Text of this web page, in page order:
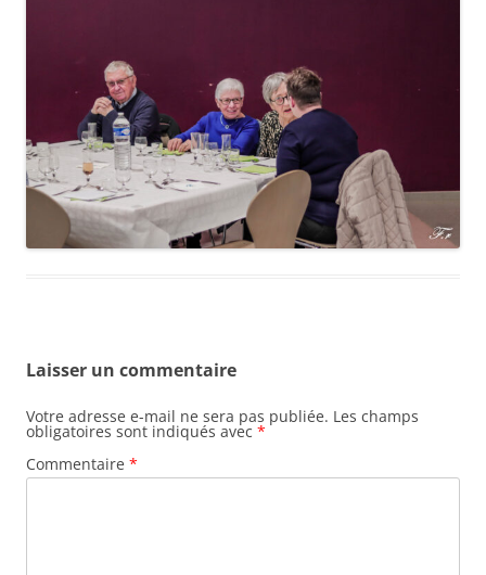
Laisser un commentaire
Votre adresse e-mail ne sera pas publiée. Les champs
obligatoires sont indiqués avec *
Commentaire *